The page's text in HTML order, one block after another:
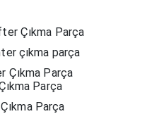
Çıkma Parça
çıkma parça
Çıkma Parça
Parça
Parça